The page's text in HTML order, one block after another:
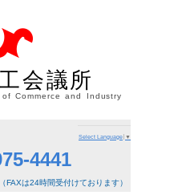
会議所
Commerce and Industry
Select Language ▼
4441
は24時間受付けております）